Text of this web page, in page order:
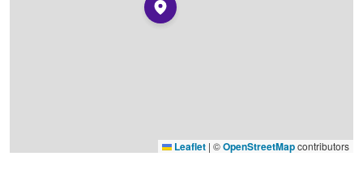
Leaflet | ©OpenStreetMapcontributors